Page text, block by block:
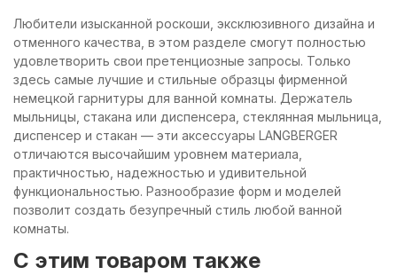
Любители изысканной роскоши, эксклюзивного дизайна и
отменного качества, в этом разделе смогут полностью
удовлетворить свои претенциозные запросы. Только
здесь самые лучшие и стильные образцы фирменной
немецкой гарнитуры для ванной комнаты. Держатель
мыльницы, стакана или диспенсера, стеклянная мыльница,
диспенсер и стакан — эти аксессуары LANGBERGER
отличаются высочайшим уровнем материала,
практичностью, надежностью и удивительной
функциональностью. Разнообразие форм и моделей
позволит создать безупречный стиль любой ванной
комнаты.
C этим товаром также